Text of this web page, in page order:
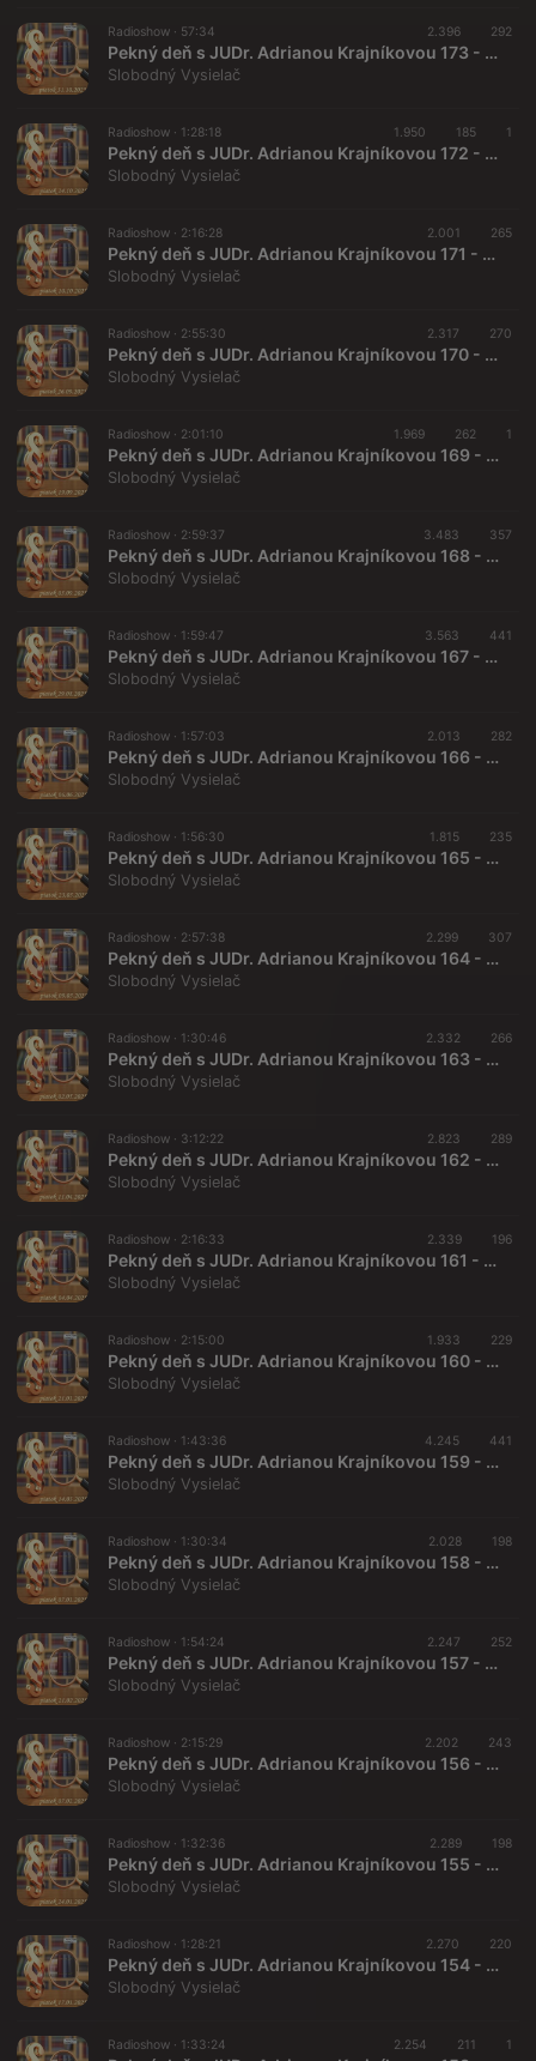
Radioshow · 57:34 2.396 292
Pekný deň s JUDr. Adrianou Krajníkovou 173 - 2025-10-31 Štefan Harabin
Slobodný Vysielač
Radioshow · 1:28:18 1.950 185 1
Pekný deň s JUDr. Adrianou Krajníkovou 172 - 2025-10-24 „Právne otázky a odpovede“
Slobodný Vysielač
Radioshow · 2:16:28 2.001 265
Pekný deň s JUDr. Adrianou Krajníkovou 171 - 2025-10-10 Daniel Slobodan Máčovský
Slobodný Vysielač
Radioshow · 2:55:30 2.317 270
Pekný deň s JUDr. Adrianou Krajníkovou 170 - 2025-09-26 "Vakcinácia - minulosť a budúcnosť"
Slobodný Vysielač
Radioshow · 2:01:10 1.969 262 1
Pekný deň s JUDr. Adrianou Krajníkovou 169 - 2025-09-19 „Moskovské ocenenie pre vydavateľstvo Torden a pohľad na geopolitiku priamo z Ruska“
Slobodný Vysielač
Radioshow · 2:59:37 3.483 357
Pekný deň s JUDr. Adrianou Krajníkovou 168 - 2025-09-05 Petr Bohuš a Peter Lipták
Slobodný Vysielač
Radioshow · 1:59:47 3.563 441
Pekný deň s JUDr. Adrianou Krajníkovou 167 - 2025-08-29 RNDr. Emil Páleš, CSc.
Slobodný Vysielač
Radioshow · 1:57:03 2.013 282
Pekný deň s JUDr. Adrianou Krajníkovou 166 - 2025-06-06 Arogancia moci Petra Pellegriniho – zmarené referendum o vôli občanov
Slobodný Vysielač
Radioshow · 1:56:30 1.815 235
Pekný deň s JUDr. Adrianou Krajníkovou 165 - 2025-05-23 Právo v praxi - časť 1
Slobodný Vysielač
Radioshow · 2:57:38 2.299 307
Pekný deň s JUDr. Adrianou Krajníkovou 164 - 2025-05-09 Daniel Máčovský
Slobodný Vysielač
Radioshow · 1:30:46 2.332 266
Pekný deň s JUDr. Adrianou Krajníkovou 163 - 2025-05-02
Slobodný Vysielač
Radioshow · 3:12:22 2.823 289
Pekný deň s JUDr. Adrianou Krajníkovou 162 - 2025-04-11
Slobodný Vysielač
Radioshow · 2:16:33 2.339 196
Pekný deň s JUDr. Adrianou Krajníkovou 161 - 2025-04-04 Právo na spravodlivé súdne konanie a súdnu ochranu
Slobodný Vysielač
Radioshow · 2:15:00 1.933 229
Pekný deň s JUDr. Adrianou Krajníkovou 160 - 2025-03-21
Slobodný Vysielač
Radioshow · 1:43:36 4.245 441
Pekný deň s JUDr. Adrianou Krajníkovou 159 - 2025-03-14 „Pootvorená Pandorina skrinka Covidu-19“
Slobodný Vysielač
Radioshow · 1:30:34 2.028 198
Pekný deň s JUDr. Adrianou Krajníkovou 158 - 2025-03-07
Slobodný Vysielač
Radioshow · 1:54:24 2.247 252
Pekný deň s JUDr. Adrianou Krajníkovou 157 - 2025-02-21 Štátny prevrat – pravda alebo fikcia ?
Slobodný Vysielač
Radioshow · 2:15:29 2.202 243
Pekný deň s JUDr. Adrianou Krajníkovou 156 - 2025-02-07 Chaos okolo Covid amnestie
Slobodný Vysielač
Radioshow · 1:32:36 2.289 198
Pekný deň s JUDr. Adrianou Krajníkovou 155 - 2025-01-24
Slobodný Vysielač
Radioshow · 1:28:21 2.270 220
Pekný deň s JUDr. Adrianou Krajníkovou 154 - 2025-01-17
Slobodný Vysielač
Radioshow · 1:33:24 2.254 211 1